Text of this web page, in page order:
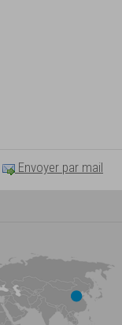
Envoyer par mail